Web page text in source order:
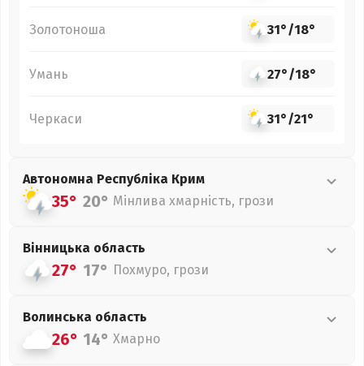
Золотоноша 31°/18°
Умань 27°/18°
Черкаси 31°/21°
Автономна Республіка Крим
35° 20° Мінлива хмарність, грози
Вінницька область
27° 17° Похмуро, грози
Волинська область
26° 14° Хмарно